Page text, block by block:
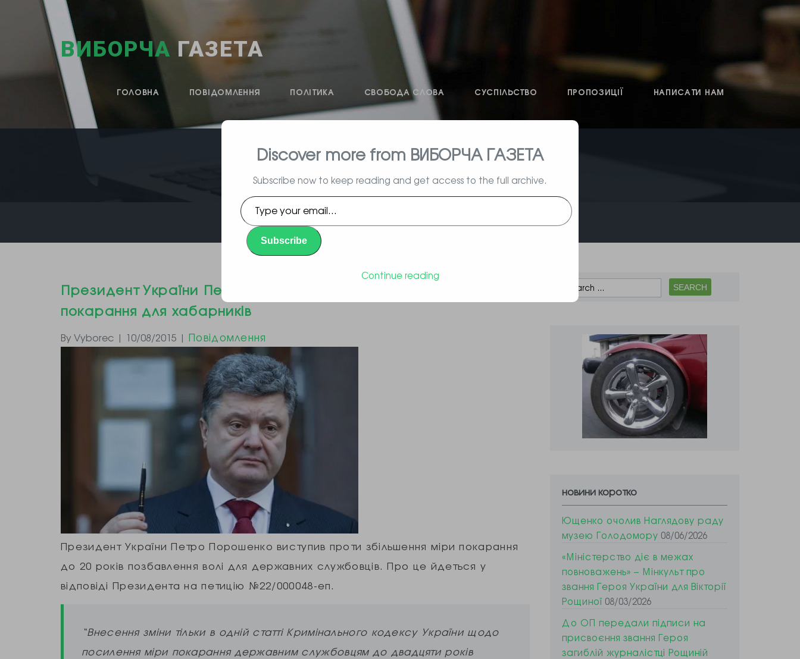
ВИБОРЧА ГАЗЕТА
ГОЛОВНА ПОВІДОМЛЕННЯ ПОЛІТИКА СВОБОДА СЛОВА СУСПІЛЬСТВО ПРОПОЗИЦІЇ НАПИСАТИ НАМ
влада, вибори, народ
Президент України Петро Порошенко проти дуже суворого
покарання для хабарників
By Vyborec | 10/08/2015 | Повідомлення
Президент України Петро Порошенко виступив проти збільшення міри покарання
до 20 років позбавлення волі для державних службовців. Про це йдеться у
відповіді Президента на петицію №22/000048-еп.
“Внесення зміни тільки в одній статті Кримінального кодексу України щодо
посилення міри покарання державним службовцям до двадцяти років
новини коротко
Ющенко очолив Наглядову раду
музею Голодомору 08/06/2026
«Міністерство діє в межах
повноважень» – Мінкульт про
звання Героя України для Вікторії
Рощиної 08/03/2026
До ОП передали підписи на
присвоєння звання Героя
загиблій журналістці Рощиній
Discover more from ВИБОРЧА ГАЗЕТА
Subscribe now to keep reading and get access to the full archive.
Type
your
email…
Subscribe
Continue reading